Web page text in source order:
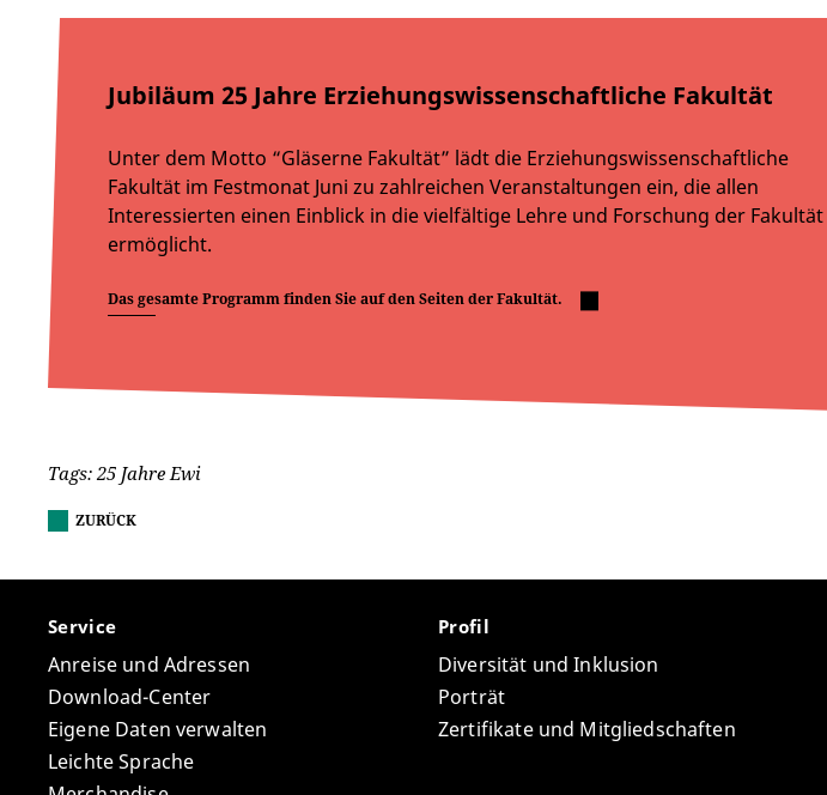
Jubiläum 25 Jahre Erziehungswissenschaftliche Fakultät
Unter dem Motto “Gläserne Fakultät” lädt die Erziehungswissenschaftliche
Fakultät im Festmonat Juni zu zahlreichen Veranstaltungen ein, die allen
Interessierten einen Einblick in die vielfältige Lehre und Forschung der Fakultät
ermöglicht.
Das gesamte Programm finden Sie auf den Seiten der Fakultät.
Tags: 25 Jahre Ewi
ZURÜCK
Service
Anreise und Adressen
Download-Center
Eigene Daten verwalten
Leichte Sprache
Profil
Diversität und Inklusion
Porträt
Zertifikate und Mitgliedschaften